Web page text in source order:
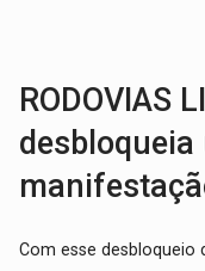
RODOVIAS
Com esse